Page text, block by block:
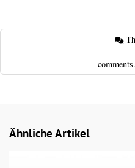
comments.
Ähnliche Artikel